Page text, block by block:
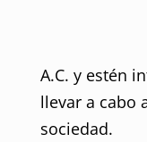
A.C. y estén
llevar a cabo
sociedad.